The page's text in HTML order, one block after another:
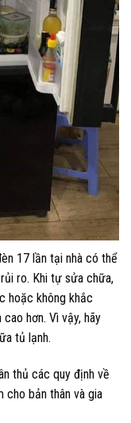
17 lần tại nhà có thể
ro. Khi tự sửa chữa,
hoặc không khắc
hơn. Vì vậy, hãy
tủ lạnh.
thủ các quy định về
cho bản thân và gia